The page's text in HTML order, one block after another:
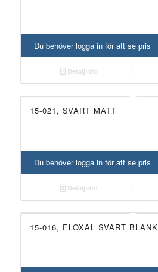
Du behöver logga in för att se pris
Detaljinfo
15-021, SVART MATT
Du behöver logga in för att se pris
Detaljinfo
15-016, ELOXAL SVART BLANK